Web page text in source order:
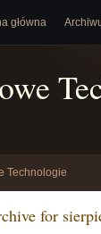
główna
Technologie
for